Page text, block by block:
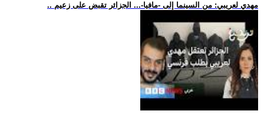
.. مهدي لعريبي: من السينما إلى -مافيا-... الجزائر تقبض على زعيم